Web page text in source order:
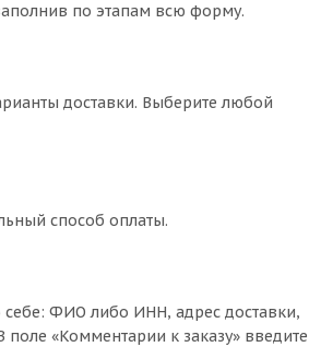
по этапам всю форму.
доставки. Выберите любой
способ оплаты.
себе: ФИО либо ИНН, адрес доставки,
поле «Комментарии к заказу» введите